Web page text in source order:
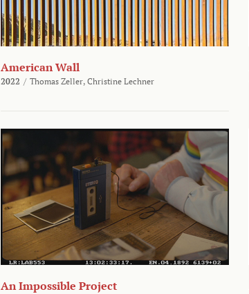
American Wall
2022 / Thomas Zeller, Christine Lechner
An Impossible Project